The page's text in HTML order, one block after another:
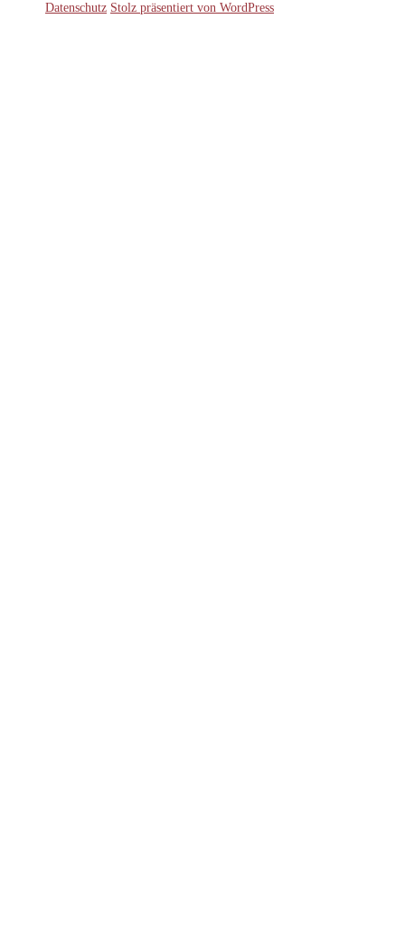
Datenschutz Stolz präsentiert von WordPress